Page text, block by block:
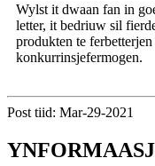
Wylst it dwaan fan in
letter, it bedriuw sil
produkten te
konkurrinsjefermogen.
Post tiid: Mar-29-2021